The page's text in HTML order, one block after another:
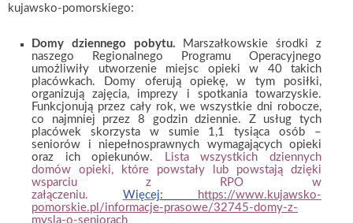
kujawsko-pomorskiego:
Domy dziennego pobytu. Marszałkowskie środki z
naszego Regionalnego Programu Operacyjnego
umożliwiły utworzenie miejsc opieki w 40 takich
placówkach. Domy oferują opiekę, w tym posiłki,
organizują zajęcia, imprezy i spotkania towarzyskie.
Funkcjonują przez cały rok, we wszystkie dni robocze,
co najmniej przez 8 godzin dziennie. Z usług tych
placówek skorzysta w sumie 1,1 tysiąca osób –
seniorów i niepełnosprawnych wymagających opieki
oraz ich opiekunów.
Lista wszystkich dziennych
domów opieki, które powstały lub powstają dzięki
wsparciu z RPO w
załączeniu.
Więcej:
https://www.kujawsko-
pomorskie.pl/informacje-prasowe/32745-domy-z-
mysla-o-seniorach